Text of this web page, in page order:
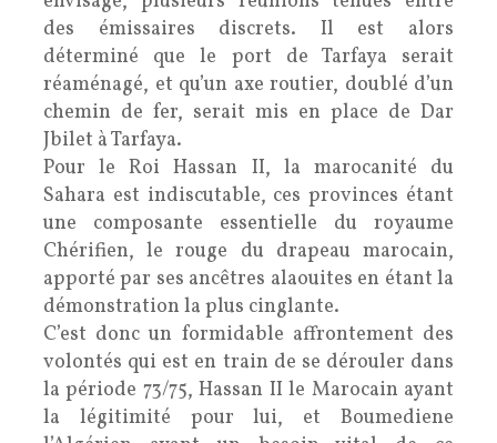
des émissaires discrets. Il est alors
déterminé que le port de Tarfaya serait
réaménagé, et qu’un axe routier, doublé d’un
chemin de fer, serait mis en place de Dar
Jbilet à Tarfaya.
Pour le Roi Hassan II, la marocanité du
Sahara est indiscutable, ces provinces étant
une composante essentielle du royaume
Chérifien, le rouge du drapeau marocain,
apporté par ses ancêtres alaouites en étant la
démonstration la plus cinglante.
C’est donc un formidable affrontement des
volontés qui est en train de se dérouler dans
la période 73/75, Hassan II le Marocain ayant
la légitimité pour lui, et Boumediene